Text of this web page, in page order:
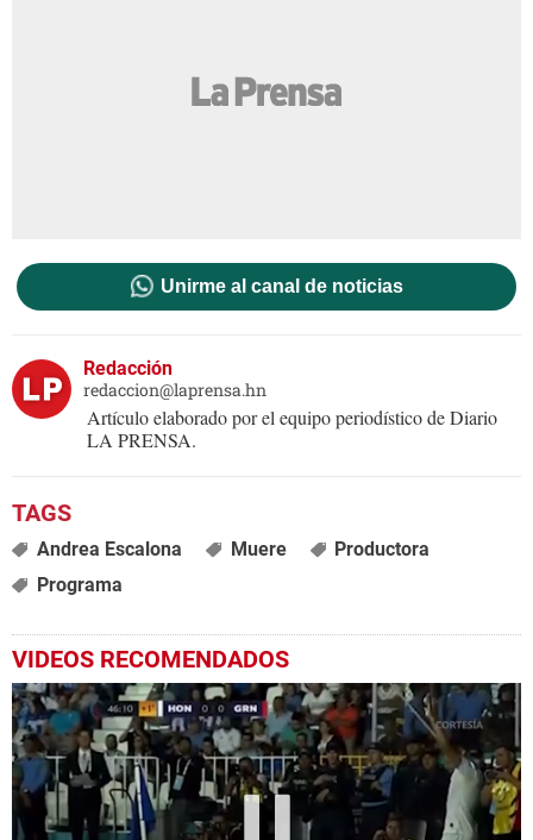
Unirme al canal de noticias
Redacción
redaccion@laprensa.hn
Artículo elaborado por el equipo periodístico de Diario
LA PRENSA.
Andrea Escalona Muere
Productora
Programa
VIDEOS RECOMENDADOS